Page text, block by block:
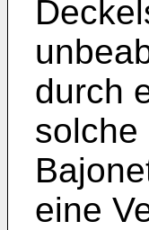
durch
solche
eine